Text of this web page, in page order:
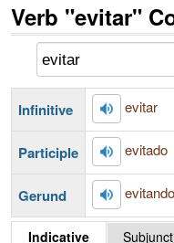
Verb "evitar"
Infinitive evitar
Participle evitado
Gerund evitando
Indicative